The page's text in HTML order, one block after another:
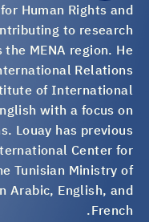
Human Rights and
to research
MENA region. He
Relations
of International
with a focus on
Louay has previous
Center for
Tunisian Ministry of
Arabic, English, and
French.